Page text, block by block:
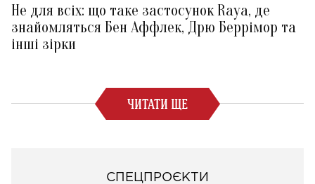
Не для всіх: що таке застосунок Raya, де
знайомляться Бен Аффлек, Дрю Беррімор та
інші зірки
ЧИТАТИ ЩЕ
СПЕЦПРОЄКТИ